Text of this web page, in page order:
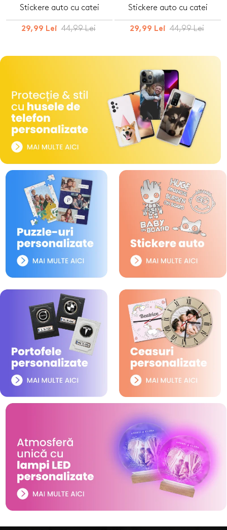
Stickere auto cu catei
29,99 Lei 44,99 Lei
Stickere auto cu catei
29,99 Lei 44,99 Lei